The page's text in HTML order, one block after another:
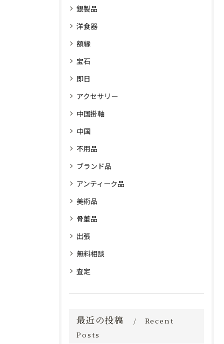
銀製品
洋食器
額縁
宝石
即日
アクセサリー
中国掛軸
中国
不用品
ブランド品
アンティーク品
美術品
骨董品
出張
無料相談
査定
最近の投稿
Recent
Posts